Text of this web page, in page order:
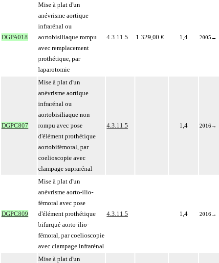
DGPA018
Mise à plat d'un
anévrisme aortique
infrarénal ou
aortobisiliaque rompu
avec remplacement
prothétique, par
laparotomie
4.3.11.5 1 329,00 € 1,4 2005 →
DGPC807
Mise à plat d'un
anévrisme aortique
infrarénal ou
aortobisiliaque non
rompu avec pose
d'élément prothétique
aortobifémoral, par
coelioscopie avec
clampage suprarénal
4.3.11.5 1,4 2016→
DGPC809
Mise à plat d'un
anévrisme aorto-ilio-
fémoral avec pose
d'élément prothétique
bifurqué aorto-ilio-
fémoral, par coelioscopie
avec clampage infrarénal
4.3.11.5 1,4 2016→
Mise à plat d'un